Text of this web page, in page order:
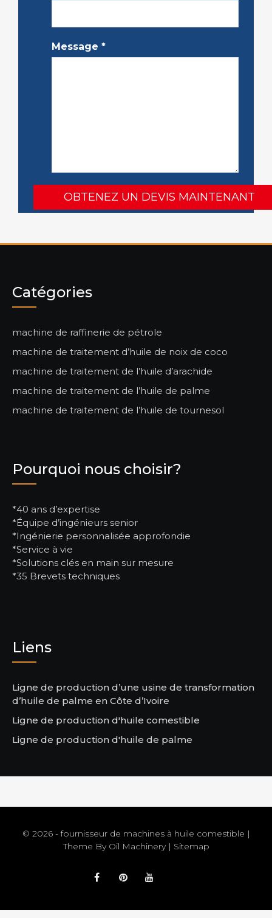
Message *
Catégories
machine de raffinerie de pétrole
machine de traitement d’huile de noix de coco
machine de traitement de l’huile d’arachide
machine de traitement de l’huile de palme
machine de traitement de l’huile de tournesol
Pourquoi nous choisir?
*40 ans d’expertise
*Équipe d’ingénieurs senior
*Ingénierie personnalisée approfondie
*Service à vie
*Solutions clés en main sur mesure
*35 Brevets techniques
Liens
Ligne de production d’une usine de transformation
d’huile de palme en Côte d’Ivoire
Ligne de production d'huile comestible
Ligne de production d'huile de palme
© 2026 - fournisseur de machines à huile comestible |
Theme By Oil Machinery| Sitemap